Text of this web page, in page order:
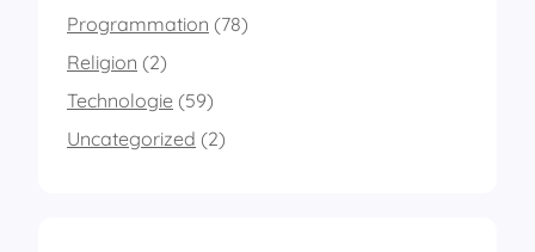
f
f
Programmation (78)
Religion (2)
Technologie (59)
Uncategorized (2)